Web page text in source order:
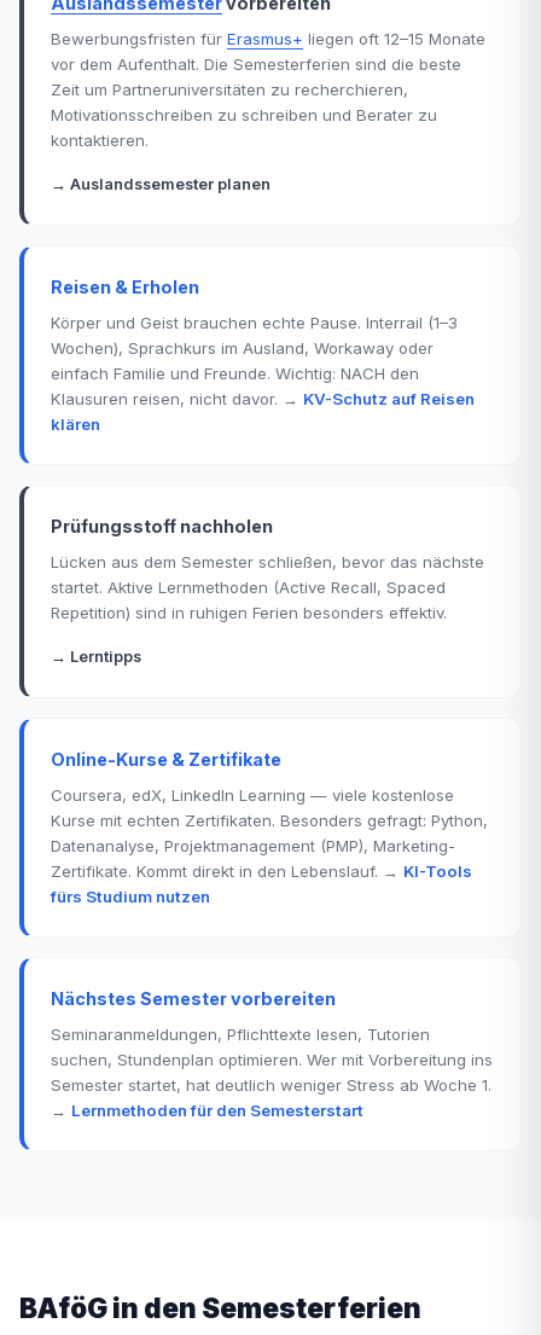
Bewerbungsfristen für Erasmus+ liegen oft 12–15 Monate
vor dem Aufenthalt. Die Semesterferien sind die beste
Zeit um Partneruniversitäten zu recherchieren,
Motivationsschreiben zu schreiben und Berater zu
kontaktieren.
→ Auslandssemester planen
Reisen & Erholen
Körper und Geist brauchen echte Pause. Interrail (1–3
Wochen), Sprachkurs im Ausland, Workaway oder
einfach Familie und Freunde. Wichtig: NACH den
Klausuren reisen, nicht davor. → KV-Schutz auf Reisen
klären
Prüfungsstoff nachholen
Lücken aus dem Semester schließen, bevor das nächste
startet. Aktive Lernmethoden (Active Recall, Spaced
Repetition) sind in ruhigen Ferien besonders effektiv.
→ Lerntipps
Online-Kurse & Zertifikate
Coursera, edX, LinkedIn Learning — viele kostenlose
Kurse mit echten Zertifikaten. Besonders gefragt: Python,
Datenanalyse, Projektmanagement (PMP), Marketing-
Zertifikate. Kommt direkt in den Lebenslauf. → KI-Tools
fürs Studium nutzen
Nächstes Semester vorbereiten
Seminaranmeldungen, Pflichttexte lesen, Tutorien
suchen, Stundenplan optimieren. Wer mit Vorbereitung ins
Semester startet, hat deutlich weniger Stress ab Woche 1.
→ Lernmethoden für den Semesterstart
BAföG in den Semesterferien